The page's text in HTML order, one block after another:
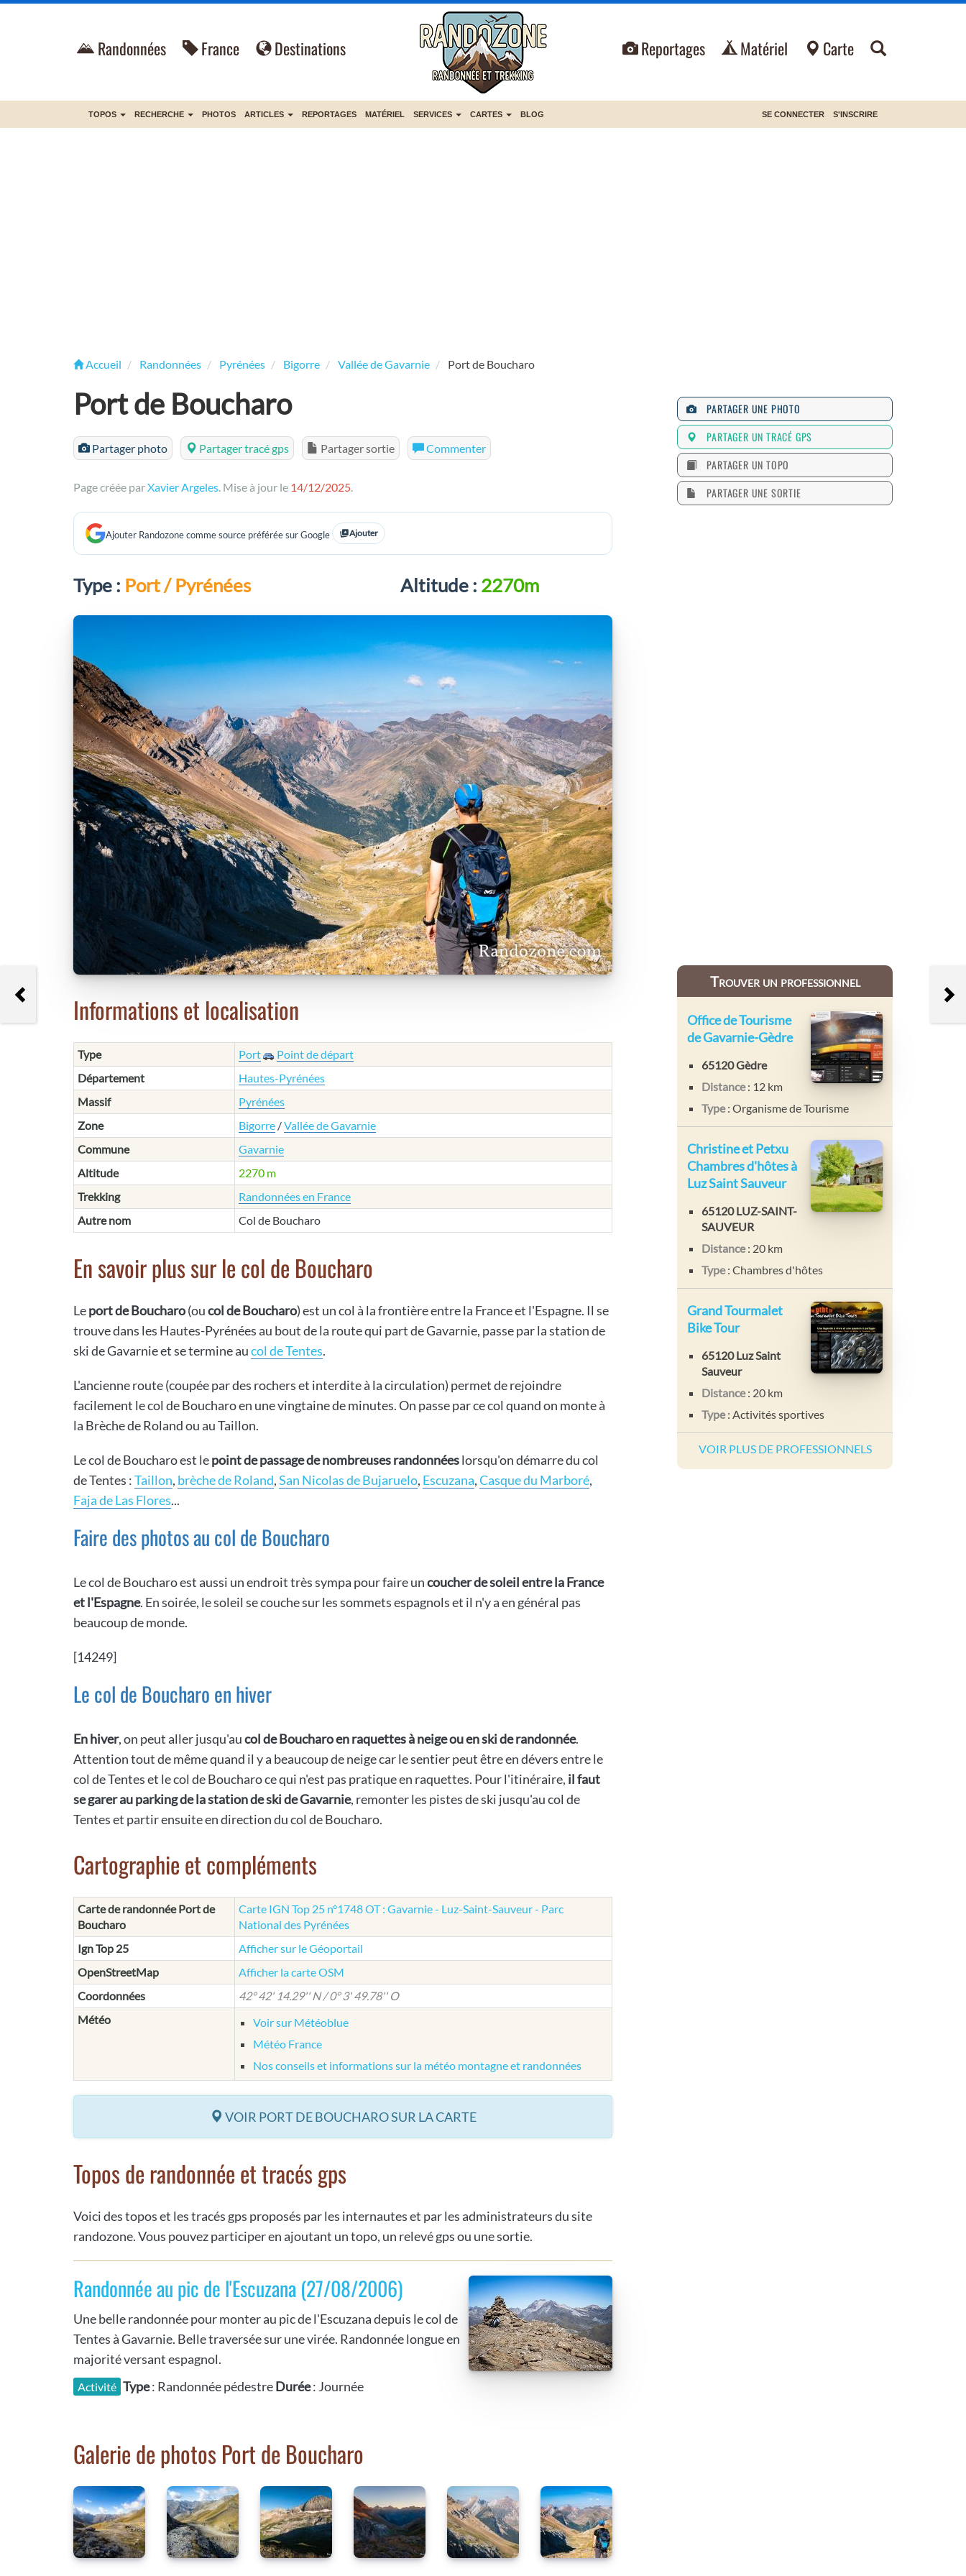
Randonnées France Destinations Reportages Matériel Carte
TOPOS RECHERCHE PHOTOS ARTICLES REPORTAGES MATÉRIEL SERVICES CARTES BLOG SE CONNECTER S'INSCRIRE
Accueil Randonnées Pyrénées Bigorre Vallée de Gavarnie Port de Boucharo
Port de Boucharo
Partager photo Partager tracé gps Partager sortie Commenter
Page créée parXavier Argeles. Mise à jour le 14/12/2025.
Ajouter Randozone comme source préférée sur Google Ajouter
Type : Port / Pyrénées Altitude : 2270m
Informations et localisation
Type Port
Point de départ
Département
Hautes-Pyrénées
Massif
Pyrénées
Zone
Bigorre /Vallée de Gavarnie
Commune
Gavarnie
Altitude
2270 m
Trekking
Randonnées en France
Autre nom
Col de Boucharo
En savoir plus sur le col de Boucharo
Leport de Boucharo(oucol de Boucharo) est un col à la frontière entre la France et l'Espagne. Il se
trouve dans les Hautes-Pyrénées au bout de la route qui part de Gavarnie, passe par la station de
ski de Gavarnie et se termine aucol de Tentes.
L'ancienne route (coupée par des rochers et interdite à la circulation) permet de rejoindre
facilement le col de Boucharo en une vingtaine de minutes. On passe par ce col quand on monte à
la Brèche de Roland ou au Taillon.
Le col de Boucharo est lepoint de passage de nombreuses randonnéeslorsqu'on démarre du col
de Tentes :Taillon, brèche de Roland,San Nicolas de Bujaruelo, Escuzana,Casque du Marboré,
Faja de Las Flores...
Faire des photos au col de Boucharo
Le col de Boucharo est aussi un endroit très sympa pour faire uncoucher de soleil entre la France
et l'Espagne. En soirée, le soleil se couche sur les sommets espagnols et il n'y a en général pas
beaucoup de monde.
[14249]
Le col de Boucharo en hiver
En hiver, on peut aller jusqu'aucol de Boucharo en raquettes à neige ou en ski de randonnée.
Attention tout de même quand il y a beaucoup de neige car le sentier peut être en dévers entre le
col de Tentes et le col de Boucharo ce qui n'est pas pratique en raquettes. Pour l'itinéraire, il faut
se garer au parking de la station de ski de Gavarnie, remonter les pistes de ski jusqu'au col de
Tentes et partir ensuite en direction du col de Boucharo.
Cartographie et compléments
Carte de randonnée Port de
Boucharo
Carte IGN Top 25 n°1748 OT : Gavarnie - Luz-Saint-Sauveur - Parc
National des Pyrénées
Ign Top 25
Afficher sur le Géoportail
OpenStreetMap
Afficher la carte OSM
Coordonnées
42° 42' 14.29'' N / 0° 3' 49.78'' O
Météo
Voir sur Météoblue
Météo France
Nos conseils et informations sur la météo montagne et randonnées
VOIR PORT DE BOUCHARO SUR LA CARTE
Topos de randonnée et tracés gps
Voici des topos et les tracés gps proposés par les internautes et par les administrateurs du site
randozone. Vous pouvez participer en ajoutant un topo, un relevé gps ou une sortie.
Randonnée au pic de l'Escuzana (27/08/2006)
Une belle randonnée pour monter au pic de l'Escuzana depuis le col de
Tentes à Gavarnie. Belle traversée sur une virée. Randonnée longue en
majorité versant espagnol.
Activité Type: Randonnée pédestreDurée: Journée
Galerie de photos Port de Boucharo
PARTAGER UNE PHOTO
PARTAGER UN TRACÉ GPS
PARTAGER UN TOPO
PARTAGER UNE SORTIE
Trouver un professionnel
Office de Tourisme
de Gavarnie-Gèdre
65120 Gèdre
Distance: 12 km
Type: Organisme de Tourisme
Christine et Petxu
Chambres d'hôtes à
Luz Saint Sauveur
65120 LUZ-SAINT-
SAUVEUR
Distance: 20 km
Type: Chambres d'hôtes
Grand Tourmalet
Bike Tour
65120 Luz Saint
Sauveur
Distance: 20 km
Type: Activités sportives
VOIR PLUS DE PROFESSIONNELS